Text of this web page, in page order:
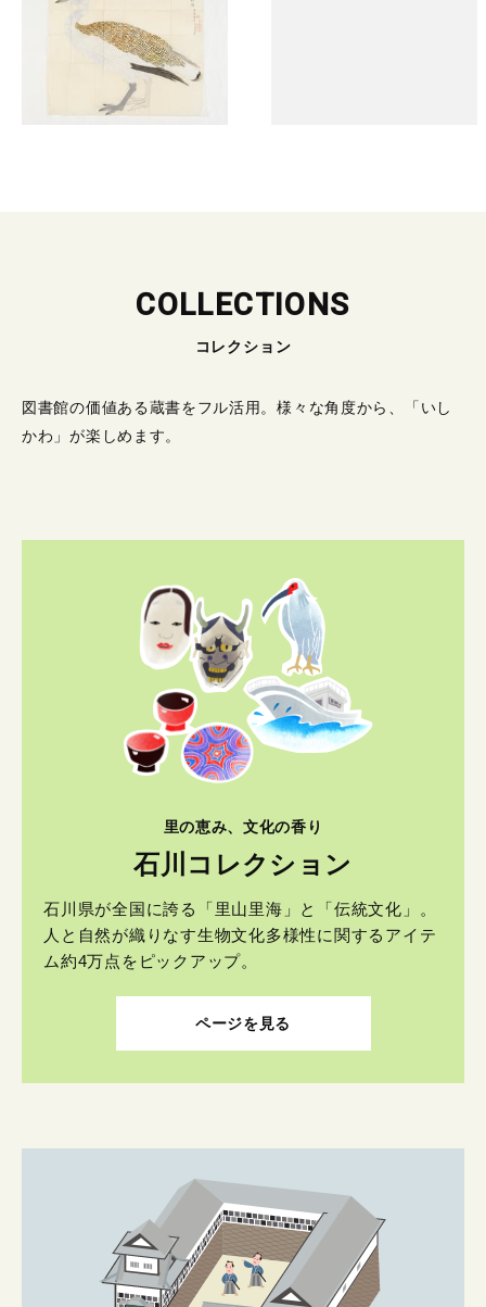
COLLECTIONS
コレクション
図書館の価値ある蔵書をフル活用。様々な角度から、「いし
かわ」が楽しめます。
里の恵み、文化の香り
石川コレクション
石川県が全国に誇る「里山里海」と「伝統文化」。
人と自然が織りなす生物文化多様性に関するアイテ
ム約4万点をピックアップ。
ページを見る